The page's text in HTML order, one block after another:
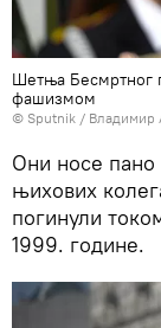
Шетња Бесмртног
фашизмом
© Sputnik / Владимир
Они носе пано
њихових
погинули
1999. године.